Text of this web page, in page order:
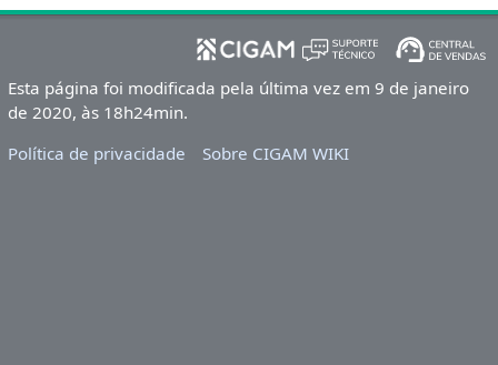
Esta página foi modificada pela última vez em 9 de janeiro
de 2020, às 18h24min.
Política de privacidade
Sobre CIGAM WIKI